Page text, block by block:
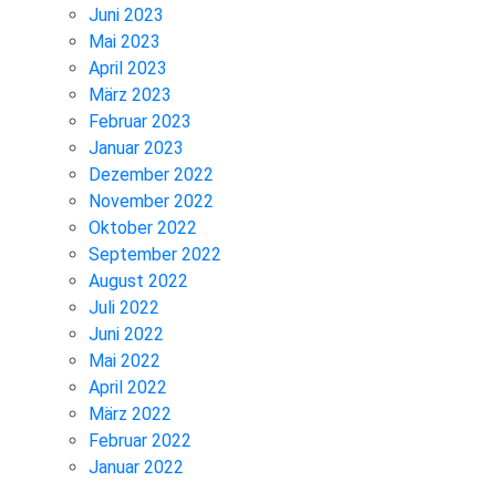
Juni 2023
Mai 2023
April 2023
März 2023
Februar 2023
Januar 2023
Dezember 2022
November 2022
Oktober 2022
September 2022
August 2022
Juli 2022
Juni 2022
Mai 2022
April 2022
März 2022
Februar 2022
Januar 2022